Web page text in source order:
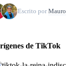
Escrito por Mauro
de TikTok